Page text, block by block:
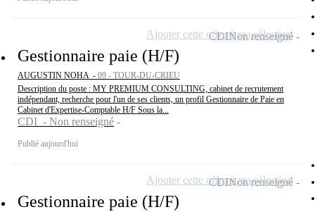
Gestionnaire paie (H/F)
AUGUSTIN NOHA - 09 - TOUR-DU-CRIEU
Description du poste : MY PREMIUM CONSULTING, cabinet de recrutement
indépendant, recherche pour l'un de ses clients, un profil Gestionnaire de Paie en
Cabinet d'Expertise-Comptable H/F Sous la...
CDI - Non renseigné
Publié aujourd'hui
CDINon renseigné
Ajouter cette offre à ma sélection
Gestionnaire paie (H/F)
CDINon renseigné
Ajouter cette offre à ma sélection